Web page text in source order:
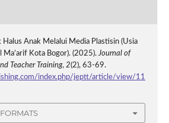
Anak Melalui Media Plastisin (Usia
Ma’arif Kota Bogor). (2025).Journal of
Teacher Training, 2(2), 63-69.
index.php/jeptt/article/view/11